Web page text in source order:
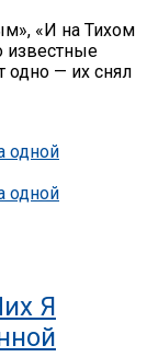
«И на Тихом
известные
— их снял
Я